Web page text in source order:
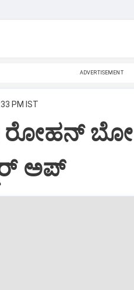
ADVERTISEMENT
PM IST
ರೋಹನ್‌
ಅಪ್‌